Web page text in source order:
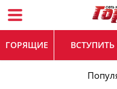
ГОРЯЩИЕ ВСТУПИТЬ